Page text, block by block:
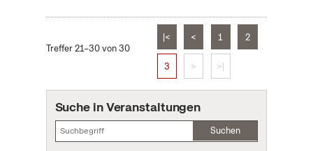
Treffer 21–30 von 30
|< < 1 2
3 > >|
Suche in Veranstaltungen
Suchen